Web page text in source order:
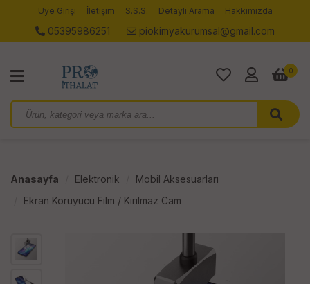
Üye Girişi İletişim S.S.S. Detaylı Arama Hakkımızda
05395986251 piokimyakurumsal@gmail.com
0
Anasayfa Elektronik
Mobil Aksesuarları
Ekran Koruyucu Film / Kırılmaz Cam